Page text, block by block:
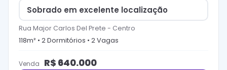
Sobrado em excelente localização
Rua Major Carlos Del Prete - Centro
118m² • 2Dormitórios • 2Vagas
Venda R$ 640.000